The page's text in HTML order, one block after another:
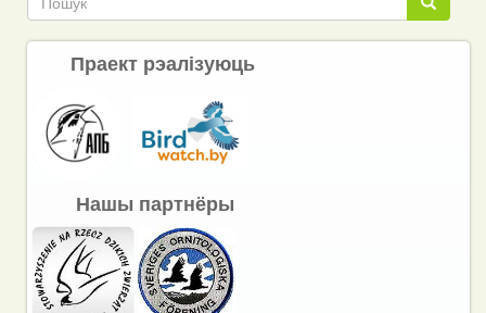
Праект рэалізуюць
Нашы партнёры